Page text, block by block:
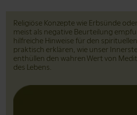
Religiöse Konzepte wie Erbsünde
meist als negative Beurteilung
hilfreiche Hinweise für den
praktisch erklären, wie unser
enthüllen den wahren Wert von
des Lebens.